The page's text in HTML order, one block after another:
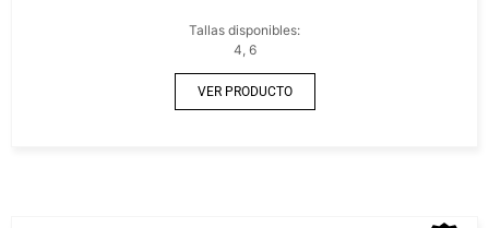
Tallas disponibles:
4, 6
VER PRODUCTO